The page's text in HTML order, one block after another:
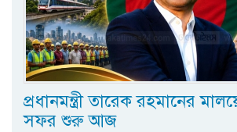
প্রধানমন্ত্রী তারেক রহমানের
সফর শুরু আজ